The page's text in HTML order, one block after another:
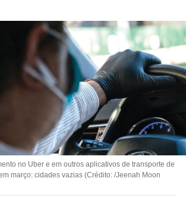
no Uber e em outros aplicativos de transporte de
março: cidades vazias (Crédito: /Jeenah Moon